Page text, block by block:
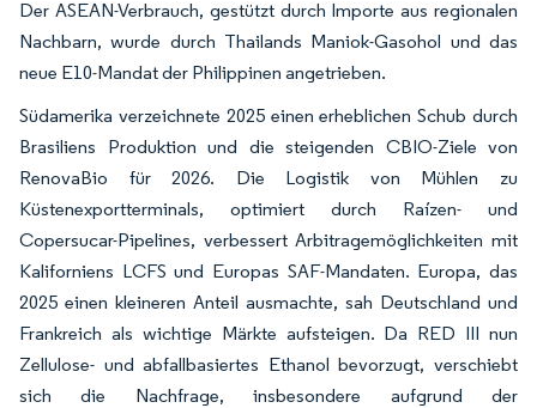
Der ASEAN-Verbrauch, gestützt durch Importe aus regionalen
Nachbarn, wurde durch Thailands Maniok-Gasohol und das
neue E10-Mandat der Philippinen angetrieben.
Südamerika verzeichnete 2025 einen erheblichen Schub durch
Brasiliens Produktion und die steigenden CBIO-Ziele von
RenovaBio für 2026. Die Logistik von Mühlen zu
Küstenexportterminals, optimiert durch Raízen- und
Copersucar-Pipelines, verbessert Arbitragemöglichkeiten mit
Kaliforniens LCFS und Europas SAF-Mandaten. Europa, das
2025 einen kleineren Anteil ausmachte, sah Deutschland und
Frankreich als wichtige Märkte aufsteigen. Da RED III nun
Zellulose- und abfallbasiertes Ethanol bevorzugt, verschiebt
sich die Nachfrage, insbesondere aufgrund der